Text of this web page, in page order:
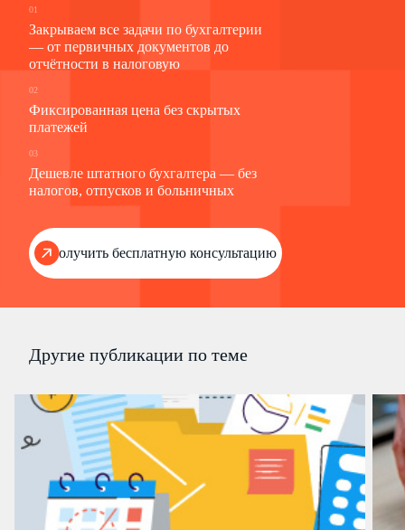
01
Закрываем все задачи по бухгалтерии
— от первичных документов до
отчётности в налоговую
02
Фиксированная цена без скрытых
платежей
03
Дешевле штатного бухгалтера — без
налогов, отпусков и больничных
Получить бесплатную консультацию
Другие публикации по теме